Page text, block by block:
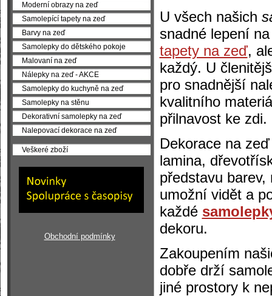
U všech našich
snadné lepení
tapety na zeď,
každý. U
pro snadnější
kvalitního
přilnavost ke zdi.
Dekorace na
lamina,
představu
umožní vidět a
každé
dekoru.
Zakoupením
dobře drží
jiné prostory k
Moderní obrazy na zeď
Samolepící tapety na zeď
Barvy na zeď
Samolepky do dětského pokoje
Malovaní na zeď
Nálepky na zeď - AKCE
Samolepky do kuchyně na zeď
Samolepky na stěnu
Dekorativní samolepky na zeď
Nalepovací dekorace na zeď
Veškeré zboží
Obchodní podmínky